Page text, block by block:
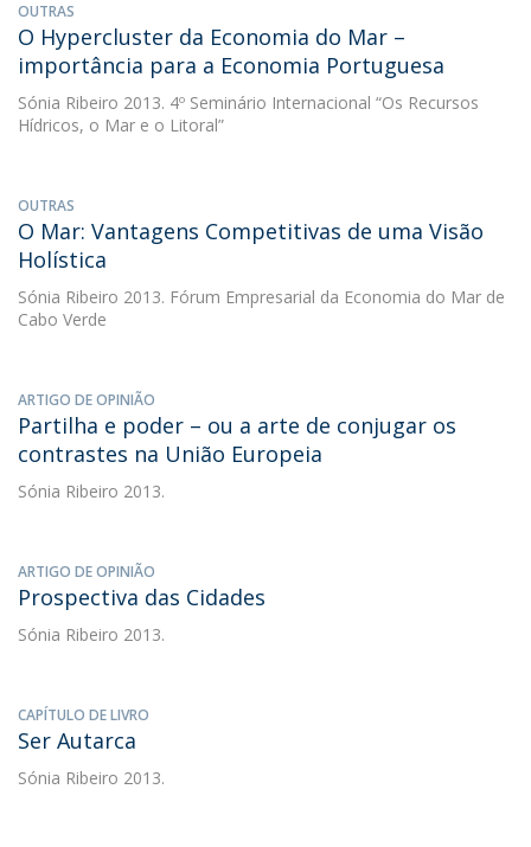
OUTRAS
O Hypercluster da Economia do Mar –
importância para a Economia Portuguesa
Sónia Ribeiro 2013. 4º Seminário Internacional “Os Recursos
Hídricos, o Mar e o Litoral”
OUTRAS
O Mar: Vantagens Competitivas de uma Visão
Holística
Sónia Ribeiro 2013. Fórum Empresarial da Economia do Mar de
Cabo Verde
ARTIGO DE OPINIÃO
Partilha e poder – ou a arte de conjugar os
contrastes na União Europeia
Sónia Ribeiro 2013.
ARTIGO DE OPINIÃO
Prospectiva das Cidades
Sónia Ribeiro 2013.
CAPÍTULO DE LIVRO
Ser Autarca
Sónia Ribeiro 2013.